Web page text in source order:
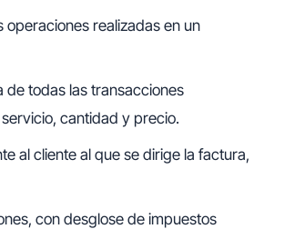
realizadas en un
de todas las transacciones
cantidad y precio.
al cliente al que se dirige la factura,
con desglose de impuestos